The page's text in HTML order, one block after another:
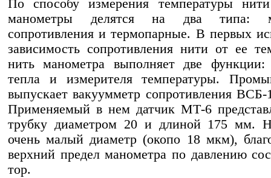
По способу измерения температуры
манометры делятся на два типа:
сопротивления и термопарные. В первых
зависимость сопротивления нити от ее
нить манометра выполняет две функции:
тепла и измерителя температуры.
выпускает вакуумметр сопротивления
Применяемый в нем датчик МТ-6
трубку диаметром 20 и длиной 175 мм.
очень малый диаметр (окопо 18 мкм),
верхний предел манометра по давлению
тор.